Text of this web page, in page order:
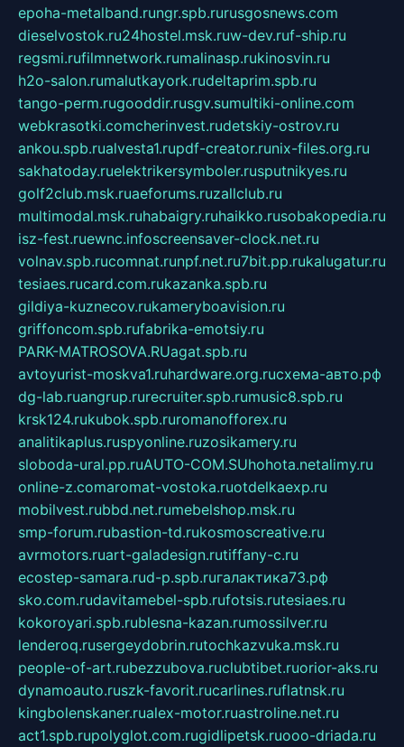
epoha-metalband.rungr.spb.rurusgosnews.com
dieselvostok.ru24hostel.msk.ruw-dev.ruf-ship.ru
regsmi.rufilmnetwork.rumalinasp.rukinosvin.ru
h2o-salon.rumalutkayork.rudeltaprim.spb.ru
tango-perm.rugooddir.rusgv.sumultiki-online.com
webkrasotki.comcherinvest.rudetskiy-ostrov.ru
ankou.spb.rualvesta1.rupdf-creator.runix-files.org.ru
sakhatoday.ruelektrikersymboler.rusputnikyes.ru
golf2club.msk.ruaeforums.ruzallclub.ru
multimodal.msk.ruhabaigry.ruhaikko.rusobakopedia.ru
isz-fest.ruewnc.infoscreensaver-clock.net.ru
volnav.spb.rucomnat.runpf.net.ru7bit.pp.rukalugatur.ru
tesiaes.rucard.com.rukazanka.spb.ru
gildiya-kuznecov.rukameryboavision.ru
griffoncom.spb.rufabrika-emotsiy.ru
PARK-MATROSOVA.RUagat.spb.ru
avtoyurist-moskva1.ruhardware.org.ruсхема-авто.рф
dg-lab.ruangrup.rurecruiter.spb.rumusic8.spb.ru
krsk124.rukubok.spb.ruromanofforex.ru
analitikaplus.ruspyonline.ruzosikamery.ru
sloboda-ural.pp.ruAUTO-COM.SUhohota.netalimy.ru
online-z.comaromat-vostoka.ruotdelkaexp.ru
mobilvest.rubbd.net.rumebelshop.msk.ru
smp-forum.rubastion-td.rukosmoscreative.ru
avrmotors.ruart-galadesign.rutiffany-c.ru
ecostep-samara.rud-p.spb.ruгалактика73.рф
sko.com.rudavitamebel-spb.rufotsis.rutesiaes.ru
kokoroyari.spb.rublesna-kazan.rumossilver.ru
lenderoq.rusergeydobrin.rutochkazvuka.msk.ru
people-of-art.rubezzubova.ruclubtibet.ruorior-aks.ru
dynamoauto.ruszk-favorit.rucarlines.ruflatnsk.ru
kingbolenskaner.rualex-motor.ruastroline.net.ru
act1.spb.rupolyglot.com.rugidlipetsk.ruooo-driada.ru